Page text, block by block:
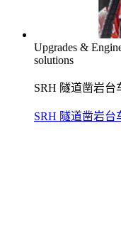
Upgrades &
solutions
SRH 隧道凿岩台
SRH 隧道凿岩台